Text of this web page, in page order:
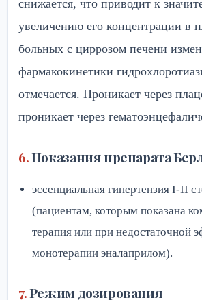
снижается, что приводит к
увеличению его концентрации в
больных с циррозом печени
фармакокинетики
отмечается. Проникает через
проникает через
Показания препарата
эссенциальная гипертензия I-II
(пациентам, которым показана
терапия или при недостаточной
монотерапии эналаприлом).
Режим дозирования